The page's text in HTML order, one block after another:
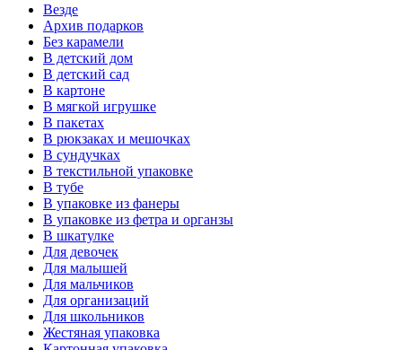
Везде
Архив подарков
Без карамели
В детский дом
В детский сад
В картоне
В мягкой игрушке
В пакетах
В рюкзаках и мешочках
В сундучках
В текстильной упаковке
В тубе
В упаковке из фанеры
В упаковке из фетра и органзы
В шкатулке
Для девочек
Для малышей
Для мальчиков
Для организаций
Для школьников
Жестяная упаковка